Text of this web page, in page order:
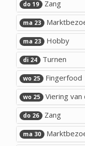
do 19 Zang
ma 23
ma 23 Hobby
di 24 Turnen
wo 25 Fingerfood
wo 25 Viering van
do 26 Zang
ma 30